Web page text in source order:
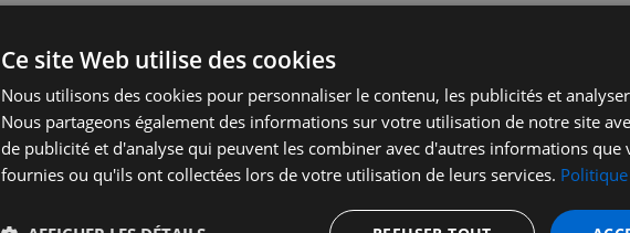
compléments vitaminiques et alimentaires pour enfants connaît
croissance spectaculaire. Ils sont dessources concentrées de
qui se sont progressivement imposées dans le quotidien des
derrière leur popularité croissante se cachent de nombreuses
interrogations, tant sur leur utilité réelle que sur leur sécurité.
Ce site Web utilise des cookies
Nous utilisons des cookies pour personnaliser le contenu, les publicités et
Nous partageons également des informations sur votre utilisation de notre site
de publicité et d'analyse qui peuvent les combiner avec d'autres informations que
fournies ou qu'ils ont collectées lors de votre utilisation de leurs services.